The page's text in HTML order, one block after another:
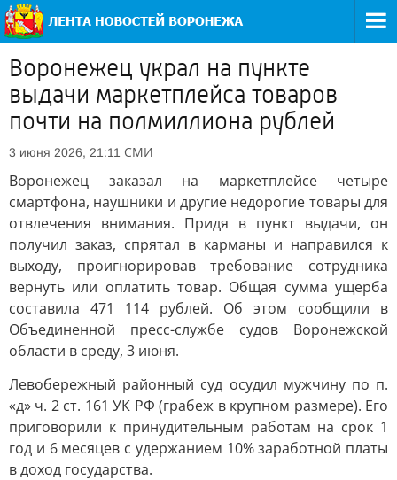
Воронежец украл на пункте
выдачи маркетплейса товаров
почти на полмиллиона рублей
3 июня 2026, 21:11 СМИ
Воронежец заказал на маркетплейсе четыре
смартфона, наушники и другие недорогие товары для
отвлечения внимания. Придя в пункт выдачи, он
получил заказ, спрятал в карманы и направился к
выходу, проигнорировав требование сотрудника
вернуть или оплатить товар. Общая сумма ущерба
составила 471 114 рублей. Об этом сообщили в
Объединенной пресс-службе судов Воронежской
области в среду, 3 июня.
Левобережный районный суд осудил мужчину по п.
«д» ч. 2 ст. 161 УК РФ (грабеж в крупном размере). Его
приговорили к принудительным работам на срок 1
год и 6 месяцев с удержанием 10% заработной платы
в доход государства.